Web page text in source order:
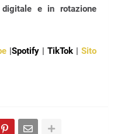
e in rotazione
|Spotify| TikTok|Sito